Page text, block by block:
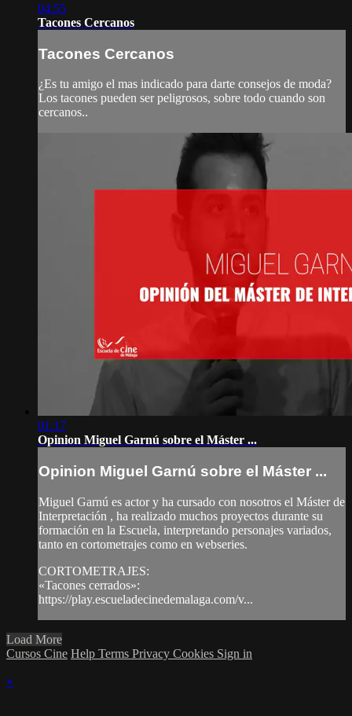
04:55
Tacones Cercanos
Tacones Cercanos
¿Es tu amigo el mas indicado para darte consejos de moda?
Los tacones pueden ser peligrosos, sobre todo cuando son
cercanos..
01:17
Opinion Miguel Garnú sobre el Máster ...
Opinion Miguel Garnú sobre el Máster ...
Miguel Garnú es actor y ha cursado con nosotros el Máster de
Interpretación , ha realizado muchos proyectos durante su
formación en la Escuela, interpretando personajes variados,
tanto en cortometrajes como en webseries.
CORTOMETRAJES:
«Tacones cerrados»:
https://play.escueladecinedemalaga.com/v...
Load More
Cursos Cine Help Terms Privacy Cookies Sign in
×